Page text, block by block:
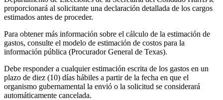
proporcionará al solicitante una declaración detallada de los cargos
estimados antes de proceder.
Para obtener más información sobre el cálculo de la estimación de
gastos, consulte el modelo de estimación de costos para la
información pública (Procurador General de Texas).
Debe responder a cualquier estimación escrita de los gastos en un
plazo de diez (10) días hábiles a partir de la fecha en que el
organismo gubernamental la envió o la solicitud se considerará
automáticamente cancelada.